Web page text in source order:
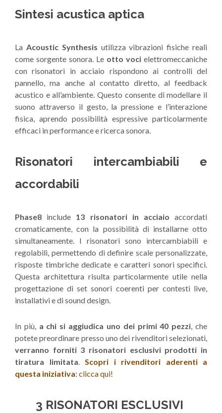
Sintesi acustica aptica
La Acoustic Synthesis utilizza vibrazioni fisiche reali
come sorgente sonora. Le otto voci elettromeccaniche
con risonatori in acciaio rispondono ai controlli del
pannello, ma anche al contatto diretto, al feedback
acustico e all’ambiente. Questo consente di modellare il
suono attraverso il gesto, la pressione e l’interazione
fisica, aprendo possibilità espressive particolarmente
efficaci in performance e ricerca sonora.
Risonatori intercambiabili e
accordabili
Phase8 include 13 risonatori in acciaioaccordati
cromaticamente, con la possibilità di installarne otto
simultaneamente. I risonatori sono intercambiabili e
regolabili, permettendo di definire scale personalizzate,
risposte timbriche dedicate e caratteri sonori specifici.
Questa architettura risulta particolarmente utile nella
progettazione di set sonori coerenti per contesti live,
installativi e di sound design.
In più, a chi si aggiudica uno dei primi 40 pezzi, che
potete preordinare presso uno dei rivenditori selezionati,
verranno forniti 3 risonatori esclusivi prodotti in
tiratura limitata. Scopri i rivenditori aderenti a
questa iniziativa: clicca qui!
3 RISONATORI ESCLUSIVI